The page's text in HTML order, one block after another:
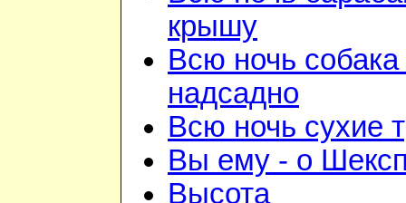
крышу
Всю ночь
надсадно
Всю ночь сухие
Вы ему - о
Высота